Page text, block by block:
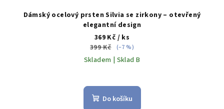
Dámský ocelový prsten Silvia se zirkony – otevřený
elegantní design
369 Kč / ks
399 Kč
(–7 %)
Skladem | Sklad B
Do košíku